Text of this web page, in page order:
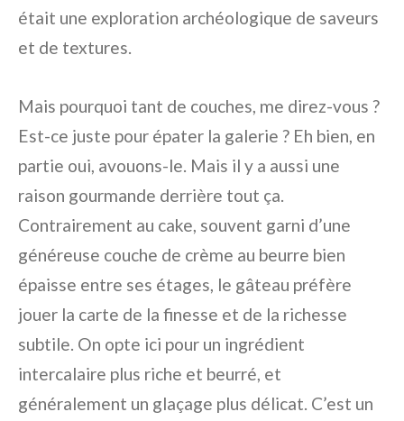
était une exploration archéologique de saveurs
et de textures.
Mais pourquoi tant de couches, me direz-vous ?
Est-ce juste pour épater la galerie ? Eh bien, en
partie oui, avouons-le. Mais il y a aussi une
raison gourmande derrière tout ça.
Contrairement au cake, souvent garni d’une
généreuse couche de crème au beurre bien
épaisse entre ses étages, le gâteau préfère
jouer la carte de la finesse et de la richesse
subtile. On opte ici pour un ingrédient
intercalaire plus riche et beurré, et
généralement un glaçage plus délicat. C’est un